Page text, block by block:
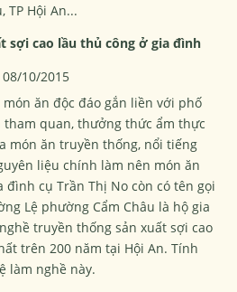
TP Hội An...
sợi cao lầu thủ công ở gia đình
08/10/2015
món ăn độc đáo gắn liền với phố
tham quan, thưởng thức ẩm thực
món ăn truyền thống, nổi tiếng
liệu chính làm nên món ăn
đình cụ Trần Thị No còn có tên gọi
Lệ phường Cẩm Châu là hộ gia
truyền thống sản xuất sợi cao
trên 200 năm tại Hội An. Tính
làm nghề này.